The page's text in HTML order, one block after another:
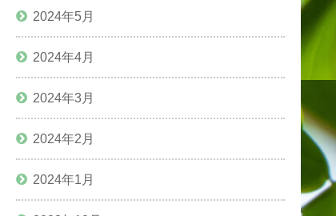
2024年5月
2024年4月
2024年3月
2024年2月
2024年1月